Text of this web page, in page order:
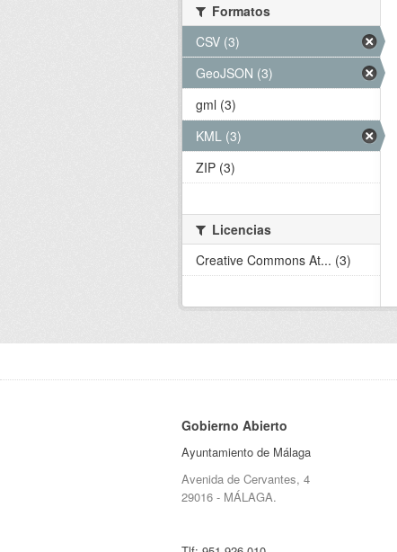
Formatos
CSV (3)
GeoJSON (3)
gml (3)
KML (3)
ZIP (3)
Licencias
Creative Commons At... (3)
Gobierno Abierto
Ayuntamiento de Málaga
Avenida de Cervantes, 4
29016 - MÁLAGA.